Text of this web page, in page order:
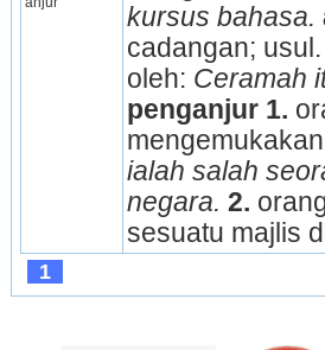
kursus bahasa.
cadangan; usul.
oleh: Ceramah
penganjur 1.
ialah salah
negara. 2.
sesuatu majlis
1